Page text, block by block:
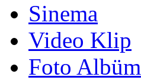
Sinema
Video Klip
Foto Albüm